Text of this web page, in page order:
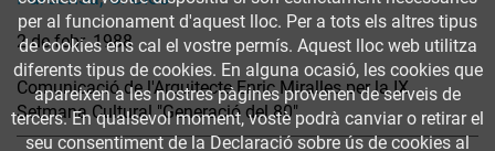
2 de febr. 1988
Comunicació de l'Arquitecte Enric Miralles per la IX
Setmana Cultural "Generació del 80"
per al funcionament d'aquest lloc. Per a tots els altres tipus
de cookies ens cal el vostre permís. Aquest lloc web utilitza
diferents tipus de cookies. En alguna ocasió, les cookies que
apareixen a les nostres pàgines provenen de serveis de
tercers. En qualsevol moment, vostè podrà canviar o retirar el
seu consentiment de la Declaració sobre ús de cookies al